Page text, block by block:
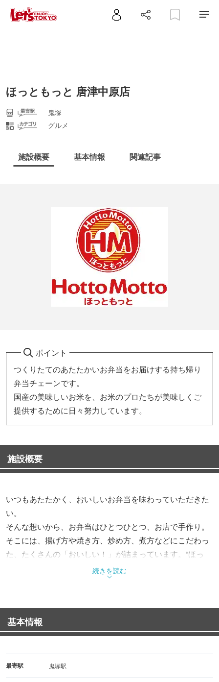
ほっともっと 唐津中原店
鬼塚
グルメ
施設概要 基本情報 関連記事
ポイント
つくりたてのあたたかいお弁当をお届けする持ち帰り
弁当チェーンです。
国産の美味しいお米を、お米のプロたちが美味しくご
提供するために日々努力しています。
施設概要
いつもあたたかく、おいしいお弁当を味わっていただきた
い。
そんな想いから、お弁当はひとつひとつ、お店で手作り。
そこには、揚げ方や焼き方、炒め方、煮方などにこだわっ
た、たくさんの「おいしい！」が詰まっています。“ほっ
と”できるお弁当で、“もっと”お客様を笑顔にする。これか
らも、そんなお弁当をお届けします。
続きを読む
基本情報
最寄駅 鬼塚駅